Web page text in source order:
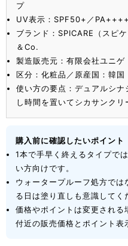
プ
UV表示：SPF50+／PA++++
ブランド：SPICARE（スピ
＆Co.
製造販売元：有限会社ユニゲ
区分：化粧品／原産国：韓国
使い方の要点：デュアルシ
し時間を置いてシカサンクリ
購入前に確認したいポイント
1本で手早く終えるタイプで
い方向けです。
ウォータープルーフ処方で
る日は塗り直しも意識してく
価格やポイントは変更される
付近の販売価格とポイント表